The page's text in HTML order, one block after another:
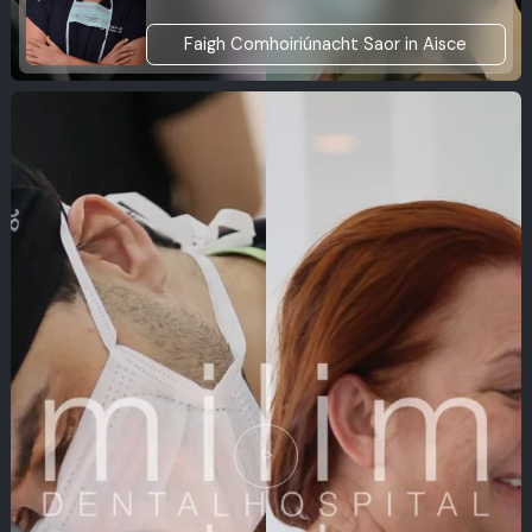
Faigh Comhoiriúnacht Saor in Aisce
play_arrow